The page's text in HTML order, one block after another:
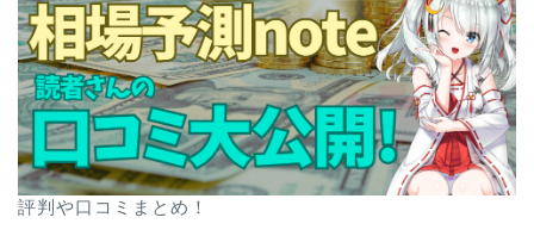
評判や口コミまとめ！